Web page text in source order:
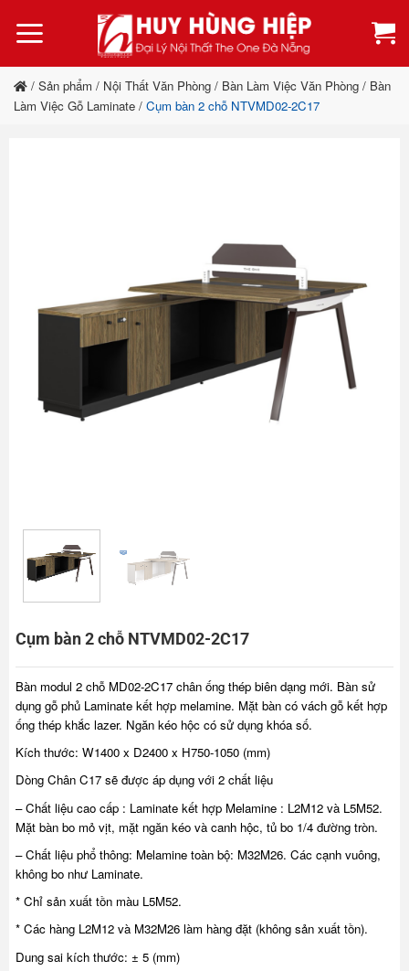
qua
dung
/ Sản phẩm / Nội Thất Văn Phòng / Bàn Làm Việc Văn Phòng / Bàn
Làm Việc Gỗ Laminate / Cụm bàn 2 chỗ NTVMD02-2C17
Cụm bàn 2 chỗ NTVMD02-2C17
Bàn modul 2 chỗ MD02-2C17 chân ống thép biên dạng mới. Bàn sử
dụng gỗ phủ Laminate kết hợp melamine. Mặt bàn có vách gỗ kết hợp
ống thép khắc lazer. Ngăn kéo hộc có sử dụng khóa số.
Kích thước: W1400 x D2400 x H750-1050 (mm)
Dòng Chân C17 sẽ được áp dụng với 2 chất liệu
– Chất liệu cao cấp : Laminate kết hợp Melamine : L2M12 và L5M52.
Mặt bàn bo mỏ vịt, mặt ngăn kéo và canh hộc, tủ bo 1/4 đường tròn.
– Chất liệu phổ thông: Melamine toàn bộ: M32M26. Các cạnh vuông,
không bo như Laminate.
* Chỉ sản xuất tồn màu L5M52.
* Các hàng L2M12 và M32M26 làm hàng đặt (không sản xuất tồn).
Dung sai kích thước: ± 5 (mm)